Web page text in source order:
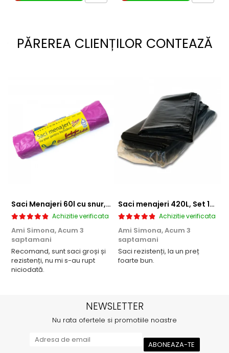
PĂREREA CLIENȚILOR CONTEAZĂ
Saci Menajeri 60l cu snur, Roz, 10buc/rola
Achizitie verificata
Ami Simona,Acum 3
saptamani
Recomand, sunt saci groși și
rezistenți, nu mi s-au rupt
niciodată.
Saci menajeri 420L, Set 10 bucati
Achizitie verificata
Ami Simona,Acum 3
saptamani
Saci rezistenți, la un preț
foarte bun.
NEWSLETTER
Nu rata ofertele si promotiile noastre